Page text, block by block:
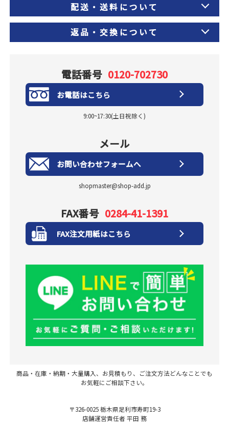
配送・送料について
返品・交換について
電話番号 0120-702730
お電話はこちら
9:00~17:30(土日祝除く)
メール
お問い合わせフォームへ
shopmaster@shop-add.jp
FAX番号 0284-41-1391
FAX注文用紙はこちら
商品・在庫・納期・大量購入、お見積もり、ご注文方法どんなことでも
お気軽にご相談下さい。
〒326-0025 栃木県足利市寿町19-3
店舗運営責任者 平田 務